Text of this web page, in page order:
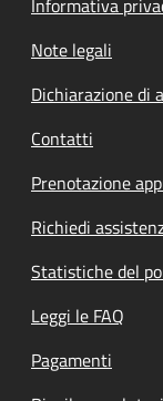
Informativa
Note legali
Dichiarazione di
Contatti
Prenotazione
Richiedi
Statistiche del
Leggi le FAQ
Pagamenti